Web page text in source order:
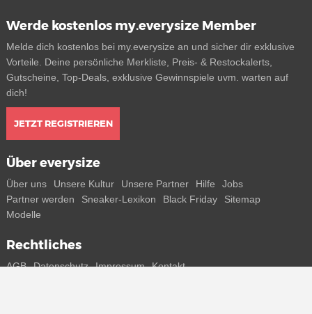
Werde kostenlos my.everysize Member
Melde dich kostenlos bei my.everysize an und sicher dir exklusive
Vorteile. Deine persönliche Merkliste, Preis- & Restockalerts,
Gutscheine, Top-Deals, exklusive Gewinnspiele uvm. warten auf
dich!
JETZT REGISTRIEREN
Über everysize
Über uns Unsere Kultur Unsere Partner Hilfe
Jobs
Partner werden
Sneaker-Lexikon Black Friday
Sitemap
Modelle
Rechtliches
AGB Datenschutz Impressum Kontakt